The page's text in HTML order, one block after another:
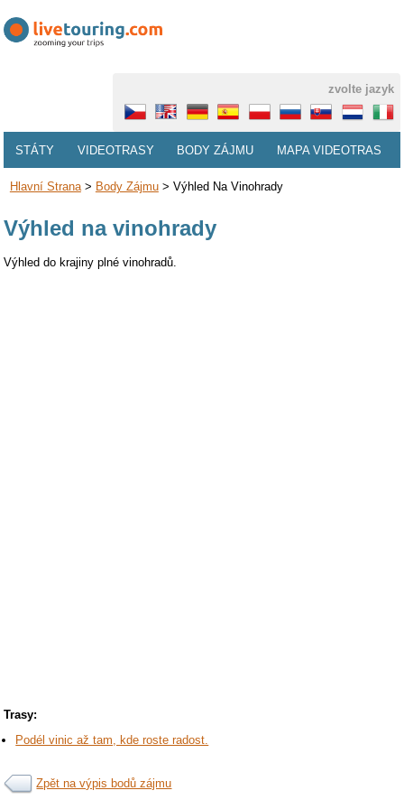
zvolte jazyk
STÁTY VIDEOTRASY BODY ZÁJMU MAPA VIDEOTRAS
Hlavní Strana> Body Zájmu> Výhled Na Vinohrady
Výhled na vinohrady
Výhled do krajiny plné vinohradů.
Trasy:
Podél vinic až tam, kde roste radost.
Zpět na výpis bodů zájmu